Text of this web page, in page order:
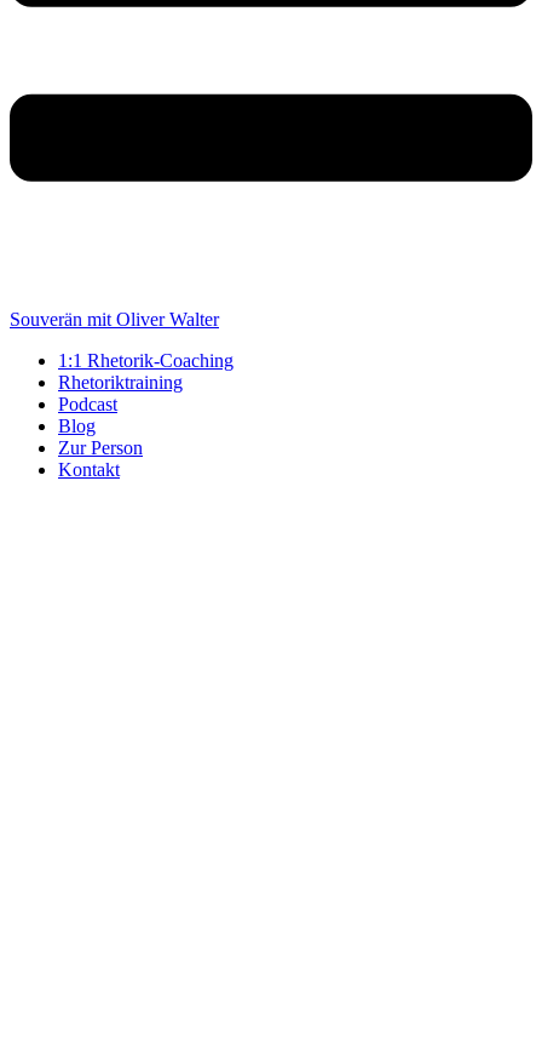
Souverän mit Oliver Walter
1:1 Rhetorik-Coaching
Rhetoriktraining
Podcast
Blog
Zur Person
Kontakt